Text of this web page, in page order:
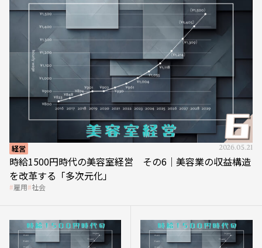
経営 2026.05.21
時給1500円時代の美容室経営 その6｜美容業の収益構造
を改革する「多次元化」
雇用 社会